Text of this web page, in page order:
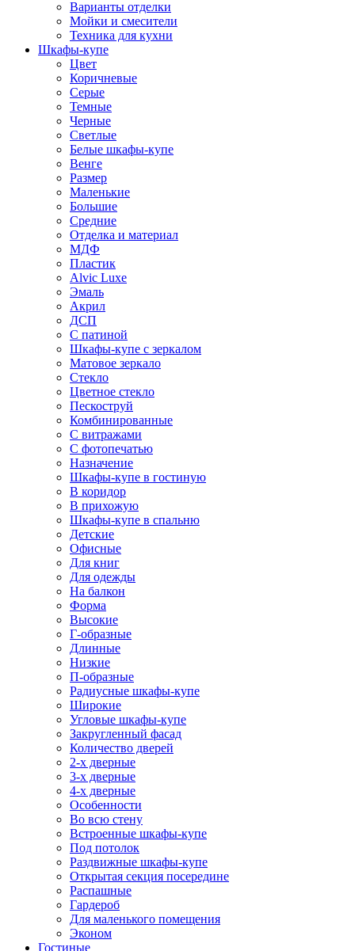
Варианты отделки
Мойки и смесители
Техника для кухни
Шкафы-купе
Цвет
Коричневые
Серые
Темные
Черные
Светлые
Белые шкафы-купе
Венге
Размер
Маленькие
Большие
Средние
Отделка и материал
МДФ
Пластик
Alvic Luxe
Эмаль
Акрил
ДСП
С патиной
Шкафы-купе с зеркалом
Матовое зеркало
Стекло
Цветное стекло
Пескоструй
Комбинированные
С витражами
С фотопечатью
Назначение
Шкафы-купе в гостиную
В коридор
В прихожую
Шкафы-купе в спальню
Детские
Офисные
Для книг
Для одежды
На балкон
Форма
Высокие
Г-образные
Длинные
Низкие
П-образные
Радиусные шкафы-купе
Широкие
Угловые шкафы-купе
Закругленный фасад
Количество дверей
2-х дверные
3-х дверные
4-х дверные
Особенности
Во всю стену
Встроенные шкафы-купе
Под потолок
Раздвижные шкафы-купе
Открытая секция посередине
Распашные
Гардероб
Для маленького помещения
Эконом
Гостиные